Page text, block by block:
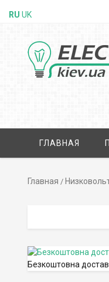
ГЛАВНАЯ
Главная /
Безкоштовна
RU UK